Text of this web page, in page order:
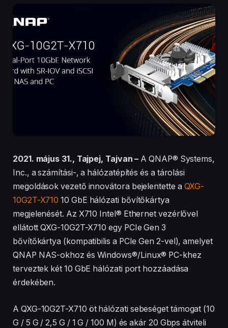
2021. május 31., Tajpej, Tajvan – A QNAP® Systems,
Inc., a számítási-, a hálózatépítés és a tárolási
megoldások vezető innovátora bejelentette a QXG-
10G2T-X710 10 GbE hálózati bővítőkártya
megjelenését. Az X710 Intel® Ethernet vezérlővel
ellátott QXG-10G2T-X710 egy PCIe Gen 3
bővítőkártya (kompatibilis a PCIe Gen 2-vel), amelyet
QNAP NAS-okhoz és Windows®/Linux® PC-khez
terveztek két 10 GbE hálózati port hozzáadása
érdekében.
A QXG-10G2T-X710 öt hálózati sebeséget támogat (10
G / 5 G / 2,5 G / 1 G / 100 M) és akár 20 Gbps átviteli